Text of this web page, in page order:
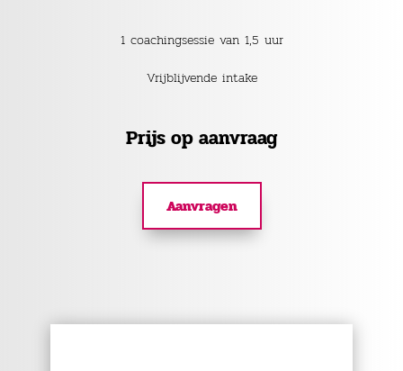
1 coachingsessie van 1,5 uur
Vrijblijvende intake
Prijs op aanvraag
Aanvragen